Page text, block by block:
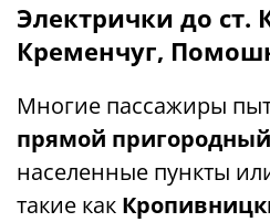
Электрички до ст.
Кременчуг,
Многие пассажиры
прямой
населенные пункты
такие как